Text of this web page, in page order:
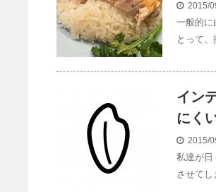
2015/
一般的に
とって
イン
にく
2015/
私達が日
させて